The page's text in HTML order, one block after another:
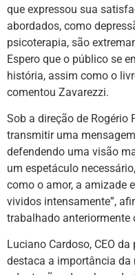
que expressou sua
abordados, como
psicoterapia, são
Espero que o público se
história, assim como o
comentou Zavarezzi.
Sob a direção de Rogério
transmitir uma
defendendo uma visão
um espetáculo
como o amor, a amizade
vividos intensamente”,
trabalhado anteriormente
Luciano Cardoso, CEO
destaca a importância da